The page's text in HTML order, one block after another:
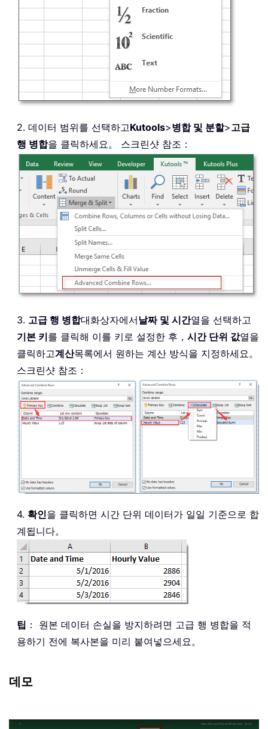
2. 데이터 범위를 선택하고Kutools>병합 및 분할>고급
행 병합을 클릭하세요。 스크린샷 참조：
3. 고급 행 병합대화상자에서날짜 및 시간열을 선택하고
기본 키를 클릭해 이를 키로 설정한 후， 시간 단위 값열을
클릭하고계산목록에서 원하는 계산 방식을 지정하세요。
스크린샷 참조：
4. 확인을 클릭하면 시간 단위 데이터가 일일 기준으로 합
계됩니다。
팁 ： 원본 데이터 손실을 방지하려면 고급 행 병합을 적
용하기 전에 복사본을 미리 붙여넣으세요。
데모